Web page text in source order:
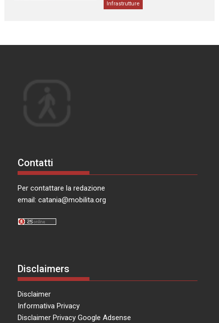
Infrastrutture
Contatti
Per contattare la redazione
email:catania@mobilita.org
Disclaimers
Disclaimer
Informativa Privacy
Disclaimer Privacy Google Adsense